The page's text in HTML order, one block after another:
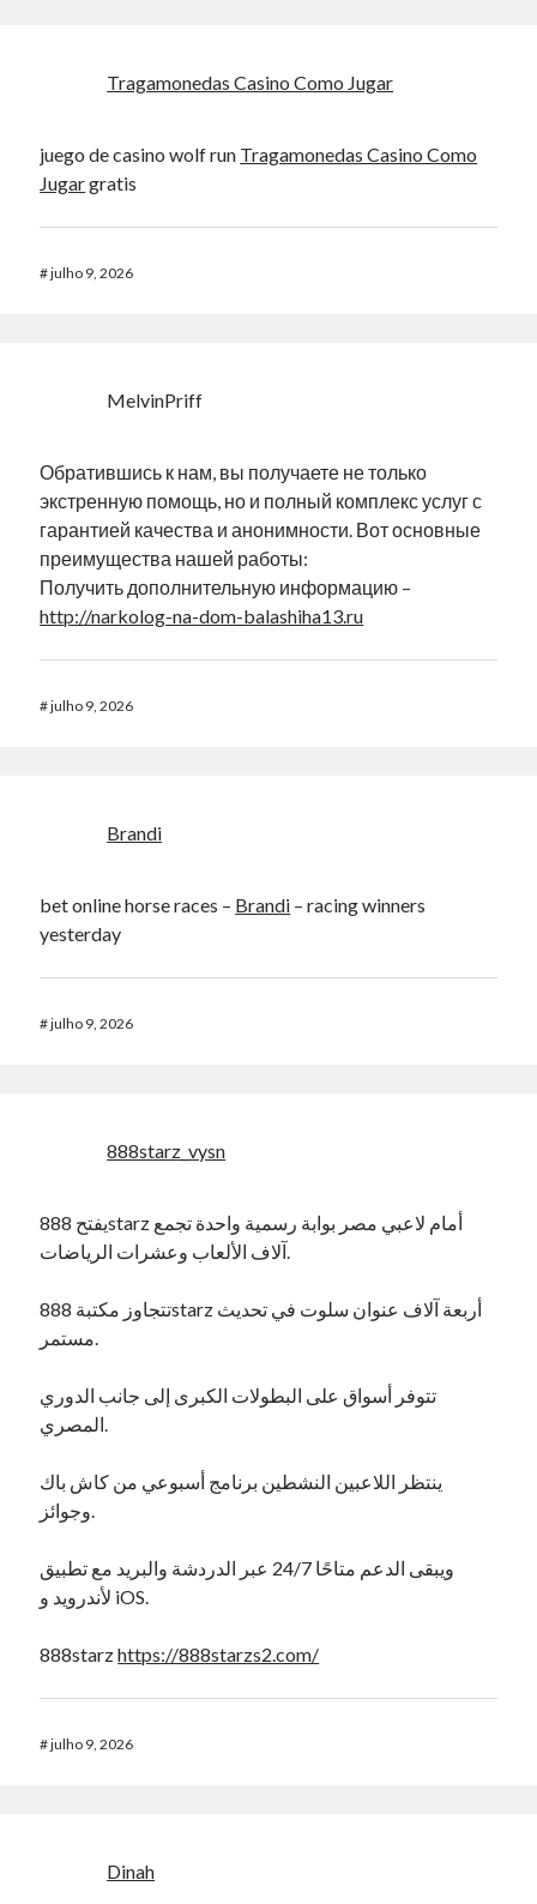
Tragamonedas Casino Como Jugar
juego de casino wolf run Tragamonedas Casino Como
Jugargratis
#julho 9, 2026
MelvinPriff
Обратившись к нам, вы получаете не только
экстренную помощь, но и полный комплекс услуг с
гарантией качества и анонимности. Вот основные
преимущества нашей работы:
Получить дополнительную информацию –
http://narkolog-na-dom-balashiha13.ru
#julho 9, 2026
Brandi
bet online horse races​ – Brandi – racing winners
yesterday​
#julho 9, 2026
888starz_vysn
يفتح 888starz أمام لاعبي مصر بوابة رسمية واحدة تجمع
آلاف الألعاب وعشرات الرياضات.
تتجاوز مكتبة 888starz أربعة آلاف عنوان سلوت في تحديث
مستمر.
تتوفر أسواق على البطولات الكبرى إلى جانب الدوري
المصري.
ينتظر اللاعبين النشطين برنامج أسبوعي من كاش باك
وجوائز.
ويبقى الدعم متاحًا 24/7 عبر الدردشة والبريد مع تطبيق
لأندرويد و iOS.
888starzhttps://888starzs2.com/
#julho 9, 2026
Dinah